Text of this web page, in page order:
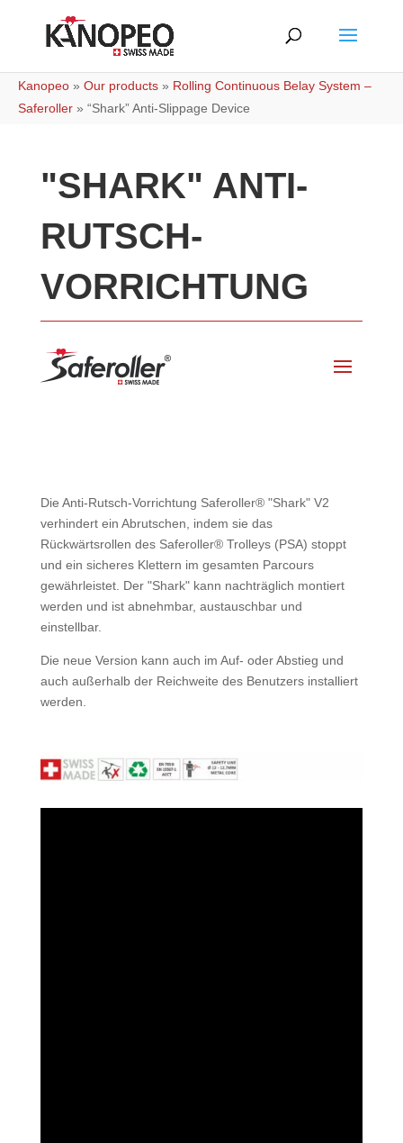
Kanopeo » Our products » Rolling Continuous Belay System –
Saferoller » “Shark” Anti-Slippage Device
"SHARK" ANTI-
RUTSCH-
VORRICHTUNG
Die Anti-Rutsch-Vorrichtung Saferoller® "Shark" V2
verhindert ein Abrutschen, indem sie das
Rückwärtsrollen des Saferoller® Trolleys (PSA) stoppt
und ein sicheres Klettern im gesamten Parcours
gewährleistet. Der "Shark" kann nachträglich montiert
werden und ist abnehmbar, austauschbar und
einstellbar.
Die neue Version kann auch im Auf- oder Abstieg und
auch außerhalb der Reichweite des Benutzers installiert
werden.